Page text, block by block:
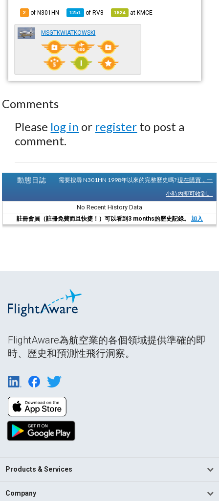
2 of N301HN 1251 ofRV8 1624 atKMCE
MSGTKWIATKOWSKI
Comments
Please log in or register to post a
comment.
動態日誌 需要搜尋 N301HN 1998年以來的完整歷史嗎?現在購買，一
小時內即可收到。
No Recent History Data
註冊會員（註冊免費而且快捷！）可以看到3 months的歷史記錄。 加入
FlightAware為航空業的各個領域提供準確的即
時、歷史和預測性飛行洞察。
Products & Services
Company